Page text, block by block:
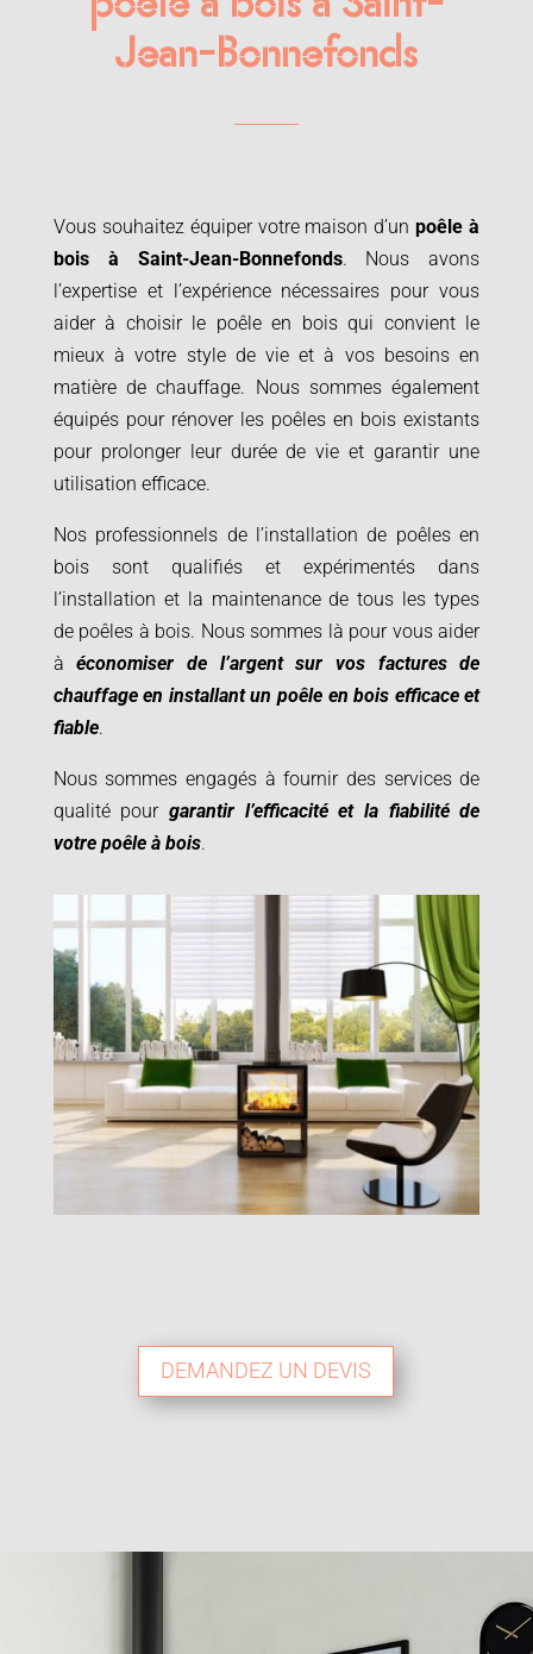
Jean-Bonnefonds
Vous souhaitez équiper votre maison d’unpoêle à
bois à
Saint-Jean-Bonnefonds. Nous avons
l’expertise et l’expérience nécessaires pour vous
aider à choisir le poêle en bois qui convient le
mieux à votre style de vie et à vos besoins en
matière de chauffage. Nous sommes également
équipés pour rénover les poêles en bois existants
pour prolonger leur durée de vie et garantir une
utilisation efficace.
Nos professionnels de l’installation de poêles en
bois sont qualifiés et expérimentés dans
l’installation et la maintenance de tous les types
de poêles à bois. Nous sommes là pour vous aider
àéconomiser de l’argent sur vos factures de
chauffage en installant un poêle en bois efficace et
fiable.
Nous sommes engagés à fournir des services de
qualité pourgarantir l’efficacité et la fiabilité de
votre poêle à bois.
DEMANDEZ UN DEVIS